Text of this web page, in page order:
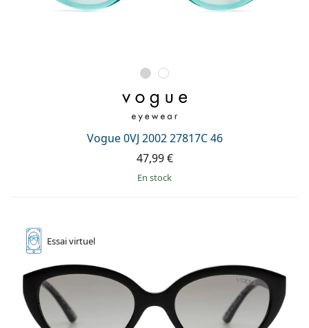
Vogue 0VJ 2002 27817C 46
47,99 €
en stock
Essaivirtuel